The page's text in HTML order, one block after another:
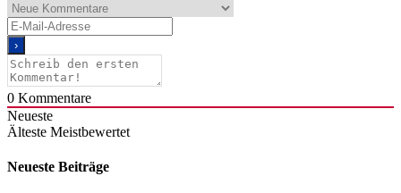
0 Kommentare
Neueste
Älteste Meistbewertet
Neueste Beiträge